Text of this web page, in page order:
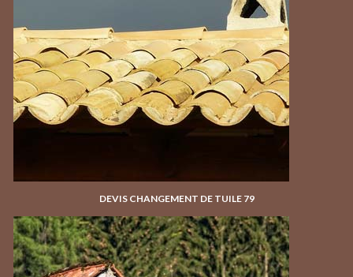
DEVIS CHANGEMENT DE TUILE 79